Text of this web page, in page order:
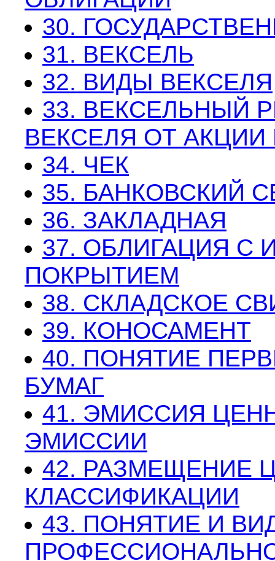
30.
31. ВЕКСЕЛЬ
32. ВИДЫ ВЕКСЕЛЯ
33. ВЕКСЕЛЬНЫЙ
ВЕКСЕЛЯ ОТ
34. ЧЕК
35. БАНКОВСКИЙ
36. ЗАКЛАДНАЯ
37. ОБЛИГАЦИЯ С
ПОКРЫТИЕМ
38. СКЛАДСКОЕ
39. КОНОСАМЕНТ
40. ПОНЯТИЕ
БУМАГ
41. ЭМИССИЯ
ЭМИССИИ
42. РАЗМЕЩЕНИЕ
КЛАССИФИКАЦИИ
43. ПОНЯТИЕ И